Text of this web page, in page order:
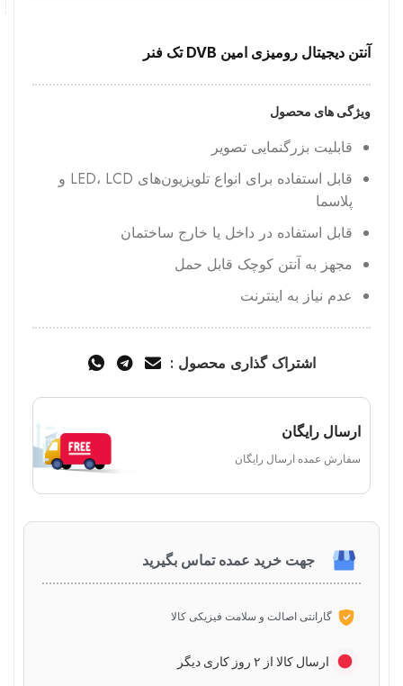
آنتن دیجیتال رومیزی امین DVB تک فنر
ویژگی های محصول
قابلیت بزرگنمایی تصویر
قابل استفاده برای انواع تلویزیون‌های LED، LCD و
پلاسما
قابل استفاده در داخل یا خارج ساختمان
مجهز به آنتن کوچک قابل حمل
عدم نیاز به اینترنت
اشتراک گذاری محصول :
ارسال رایگان
سفارش عمده ارسال رایگان
جهت خرید عمده تماس بگیرید
گارانتی اصالت و سلامت فیزیکی کالا
ارسال کالا از ۲ روز کاری دیگر